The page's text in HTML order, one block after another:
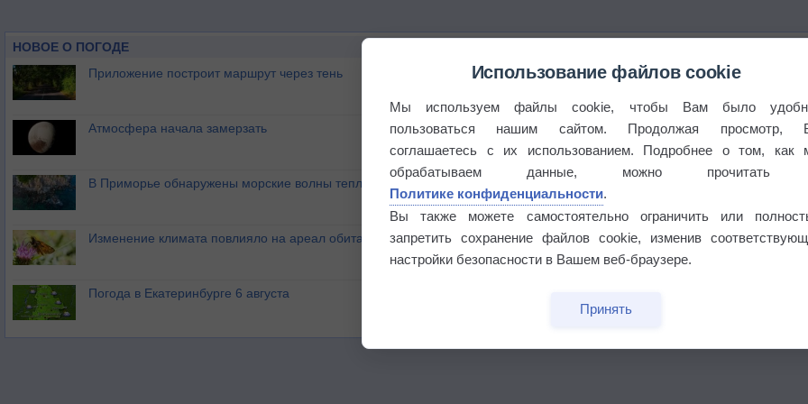
НОВОЕ О ПОГОДЕ
Приложение построит маршрут через тень
Атмосфера начала замерзать
В Приморье обнаружены морские волны тепла
Изменение климата повлияло на ареал обитания бабочек
Погода в Екатеринбурге 6 августа
Использование файлов cookie
Мы используем файлы cookie, чтобы Вам было
пользоваться нашим сайтом. Продолжая просмотр,
соглашаетесь с их использованием. Подробнее о том, как
обрабатываем данные, можно прочитать
Политике конфиденциальности.
Вы также можете самостоятельно ограничить или
запретить сохранение файлов cookie, изменив
настройки безопасности в Вашем веб-браузере.
Принять